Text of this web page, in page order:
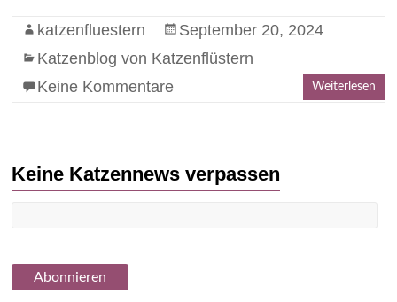
katzenfluestern
September 20, 2024
Katzenblog von Katzenflüstern
Keine Kommentare
Weiterlesen
Keine Katzennews verpassen